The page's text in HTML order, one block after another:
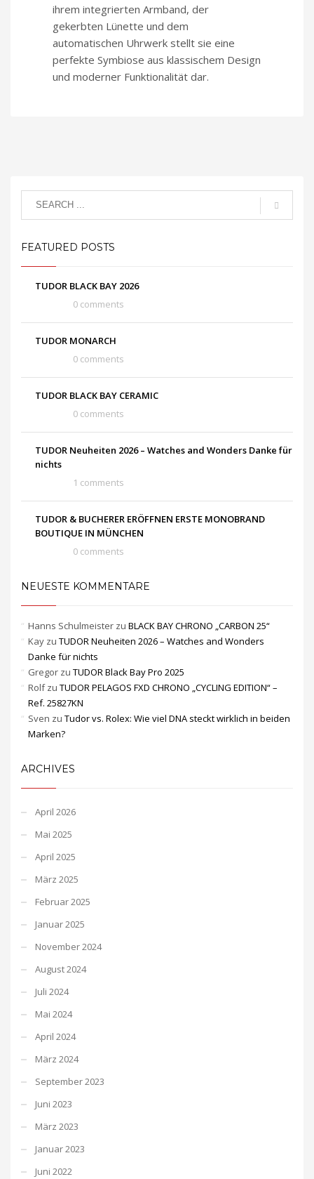
ihrem integrierten Armband, der
gekerbten Lünette und dem
automatischen Uhrwerk stellt sie eine
perfekte Symbiose aus klassischem Design
und moderner Funktionalität dar.
FEATURED POSTS
TUDOR BLACK BAY 2026
0 comments
TUDOR MONARCH
0 comments
TUDOR BLACK BAY CERAMIC
0 comments
TUDOR Neuheiten 2026 – Watches and Wonders Danke für
nichts
1 comments
TUDOR & BUCHERER ERÖFFNEN ERSTE MONOBRAND
BOUTIQUE IN MÜNCHEN
0 comments
NEUESTE KOMMENTARE
Hanns Schulmeister zu BLACK BAY CHRONO „CARBON 25“
Kay zu TUDOR Neuheiten 2026 – Watches and Wonders
Danke für nichts
Gregor zu TUDOR Black Bay Pro 2025
Rolfzu TUDOR PELAGOS FXD CHRONO „CYCLING EDITION“ –
Ref. 25827KN
Sven zu Tudor vs. Rolex: Wie viel DNA steckt wirklich in beiden
Marken?
ARCHIVES
April 2026
Mai 2025
April 2025
März 2025
Februar 2025
Januar 2025
November 2024
August 2024
Juli 2024
Mai 2024
April 2024
März 2024
September 2023
Juni 2023
März 2023
Januar 2023
Juni 2022